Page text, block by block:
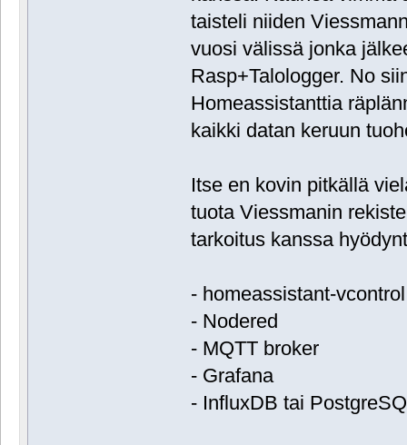
taisteli niiden
vuosi välissä jonka
Rasp+Talologger. No
Homeassistanttia
kaikki datan keruun
Itse en kovin pitkällä
tuota Viessmanin
tarkoitus kanssa
- homeassistant-vcontrol
- Nodered
- MQTT broker
- Grafana
- InfluxDB tai